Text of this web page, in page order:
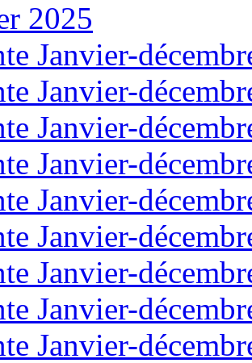
2025
Janvier-
Janvier-
Janvier-
Janvier-
Janvier-
Janvier-
Janvier-
Janvier-
Janvier-